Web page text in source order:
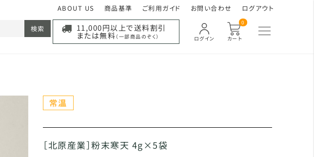
ABOUT US 商品基準 ご利用ガイド お問い合わせ ログアウト
カート
0
ログイン
11,000円以上で送料割引
または無料 （一部商品のぞく）
検索
［北原産業］粉末寒天 4g×5袋